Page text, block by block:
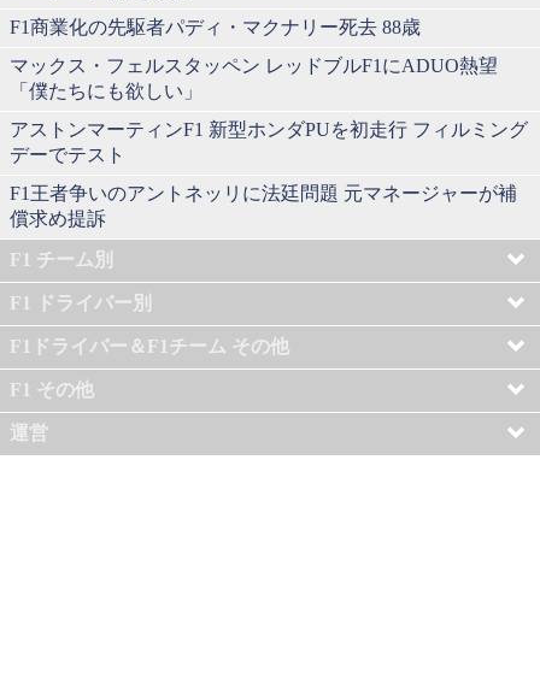
F1商業化の先駆者パディ・マクナリー死去 88歳
マックス・フェルスタッペン レッドブルF1にADUO熱望
「僕たちにも欲しい」
アストンマーティンF1 新型ホンダPUを初走行 フィルミング
デーでテスト
F1王者争いのアントネッリに法廷問題 元マネージャーが補
償求め提訴
F1 チーム別
F1 ドライバー別
F1ドライバー＆F1チーム その他
F1 その他
運営